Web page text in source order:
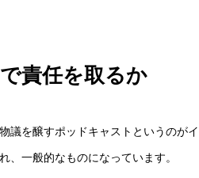
責任を取るか
議を醸すポッドキャストというのが
、一般的なものになっています。